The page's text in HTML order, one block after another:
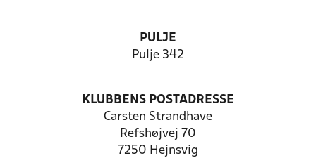
PULJE
Pulje 342
KLUBBENS POSTADRESSE
Carsten Strandhave
Refshøjvej 70
7250 Hejnsvig